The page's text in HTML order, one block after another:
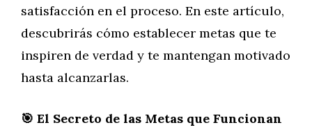
satisfacción en el proceso. En este artículo,
descubrirás cómo establecer metas que te
inspiren de verdad y te mantengan motivado
hasta alcanzarlas.
🎯 El Secreto de las Metas que Funcionan